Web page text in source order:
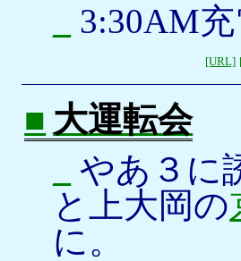
3:30AM
[URL]
■ 大運転会
やあ３に
と上大岡の
に。